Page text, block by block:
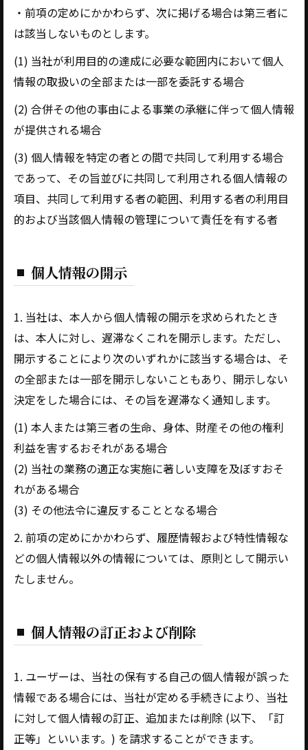
・前項の定めにかかわらず、次に掲げる場合は第三者に
は該当しないものとします。
(1) 当社が利用目的の達成に必要な範囲内において個人
情報の取扱いの全部または一部を委託する場合
(2) 合併その他の事由による事業の承継に伴って個人情報
が提供される場合
(3) 個人情報を特定の者との間で共同して利用する場合
であって、その旨並びに共同して利用される個人情報の
項目、共同して利用する者の範囲、利用する者の利用目
的および当該個人情報の管理について責任を有する者
個人情報の開示
1. 当社は、本人から個人情報の開示を求められたとき
は、本人に対し、遅滞なくこれを開示します。ただし、
開示することにより次のいずれかに該当する場合は、そ
の全部または一部を開示しないこともあり、開示しない
決定をした場合には、その旨を遅滞なく通知します。
(1) 本人または第三者の生命、身体、財産その他の権利
利益を害するおそれがある場合
(2) 当社の業務の適正な実施に著しい支障を及ぼすおそ
れがある場合
(3) その他法令に違反することとなる場合
2. 前項の定めにかかわらず、履歴情報および特性情報な
どの個人情報以外の情報については、原則として開示い
たしません。
個人情報の訂正および削除
1. ユーザーは、当社の保有する自己の個人情報が誤った
情報である場合には、当社が定める手続きにより、当社
に対して個人情報の訂正、追加または削除 (以下、「訂
正等」といいます。) を請求することができます。